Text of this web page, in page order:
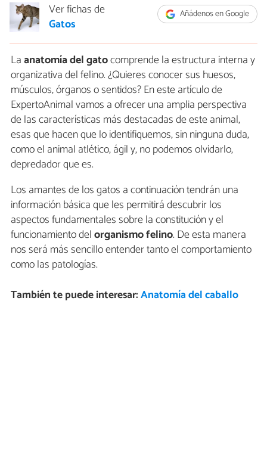
Añádenos en Google
Ver fichas de
Gatos
Laanatomía del gatocomprende la estructura interna y
organizativa del felino. ¿Quieres conocer sus huesos,
músculos, órganos o sentidos? En este artículo de
ExpertoAnimal vamos a ofrecer una amplia perspectiva
de las características más destacadas de este animal,
esas que hacen que lo identifiquemos, sin ninguna duda,
como el animal atlético, ágil y, no podemos olvidarlo,
depredador que es.
Los amantes de los gatos a continuación tendrán una
información básica que les permitirá descubrir los
aspectos fundamentales sobre la constitución y el
funcionamiento delorganismo felino. De esta manera
nos será más sencillo entender tanto el comportamiento
como las patologías.
También te puede interesar:Anatomía del caballo